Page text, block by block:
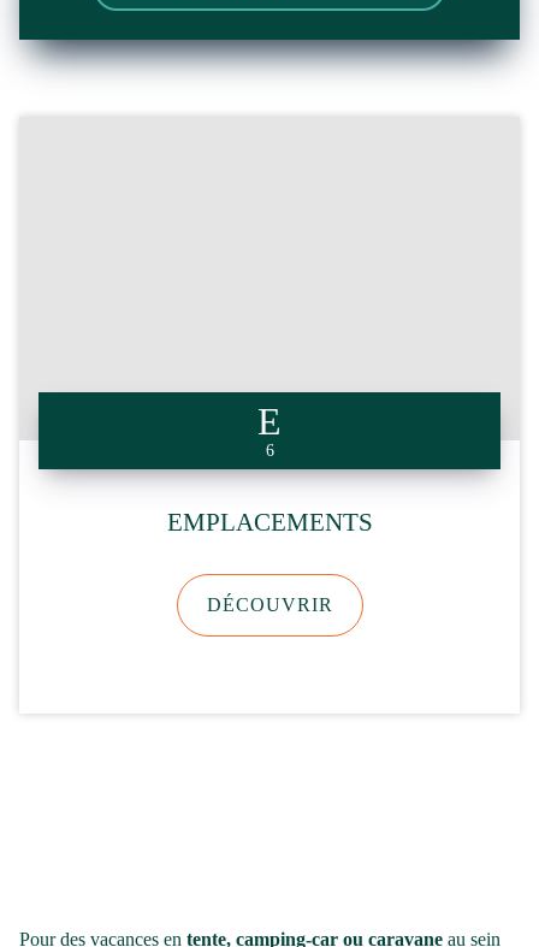
6
EMPLACEMENTS
DÉCOUVRIR
Pour des vacances en tente, camping-car ou caravane au sein